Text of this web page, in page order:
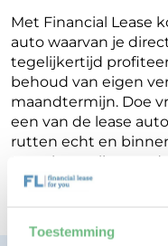
Toestemming
Met Financial Lease
auto waarvan je
tegelijkertijd
behoud van eigen
maandtermijn. Doe
een van de lease
rutten echt en
terugkoppeling op
Financial Lease.